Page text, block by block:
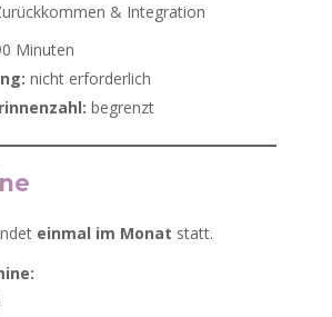
& Integration
Minuten
nicht erforderlich
begrenzt
einmal im Monat statt.